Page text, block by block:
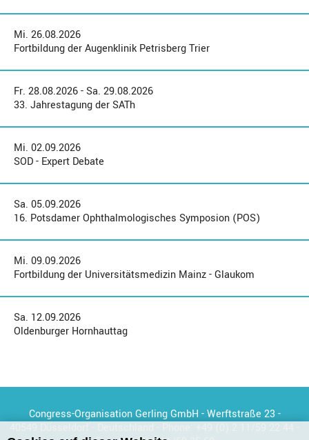
Mi. 26.08.2026
Fortbildung der Augenklinik Petrisberg Trier
Fr. 28.08.2026 - Sa. 29.08.2026
33. Jahrestagung der SATh
Mi. 02.09.2026
SOD - Expert Debate
Sa. 05.09.2026
16. Potsdamer Ophthalmologisches Symposion (POS)
Mi. 09.09.2026
Fortbildung der Universitätsmedizin Mainz - Glaukom
Sa. 12.09.2026
Oldenburger Hornhauttag
Congress-Organisation Gerling GmbH - Werftstraße 23 -